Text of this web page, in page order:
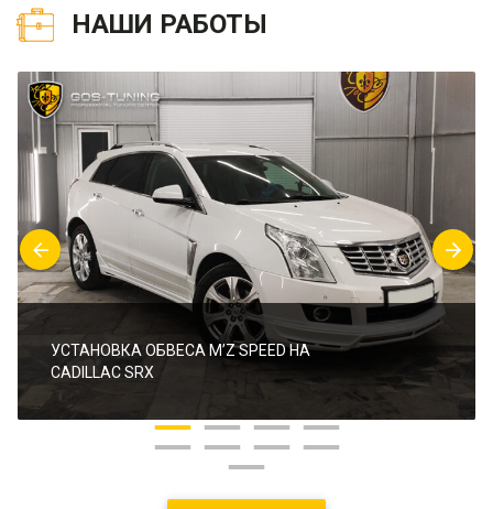
НАШИ РАБОТЫ
УСТАНОВКА ОБВЕСА M’Z SPEED НА
CADILLAC SRX